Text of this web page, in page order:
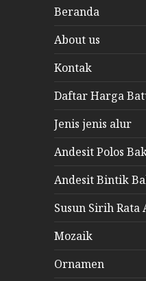
Beranda
About us
Kontak
Daftar Harga
Jenis jenis alur
Andesit Polos
Andesit Bintik
Susun Sirih Rata
Mozaik
Ornamen